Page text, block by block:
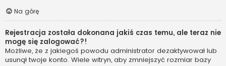
Na górę
Rejestracja została dokonana jakiś czas temu, ale teraz nie
mogę się zalogować?!
Możliwe, że z jakiegoś powodu administrator dezaktywował lub
usunął twoje konto. Wiele witryn, aby zmniejszyć rozmiar bazy